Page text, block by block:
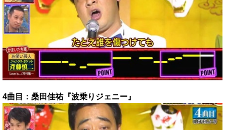
4曲目：桑田佳祐『波乗りジェニー』